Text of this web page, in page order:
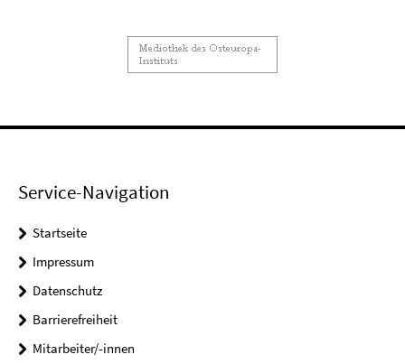
Service-Navigation
Startseite
Impressum
Datenschutz
Barrierefreiheit
Mitarbeiter/-innen